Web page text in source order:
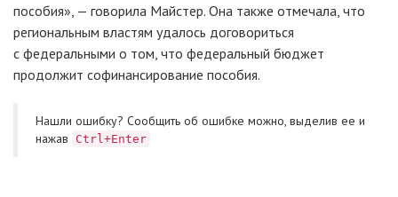
пособия», — говорила Майстер. Она также отмечала, что
региональным властям удалось договориться
с федеральными о том, что федеральный бюджет
продолжит софинансирование пособия.
Нашли ошибку? Cообщить об ошибке можно, выделив ее и
нажав
Ctrl+Enter